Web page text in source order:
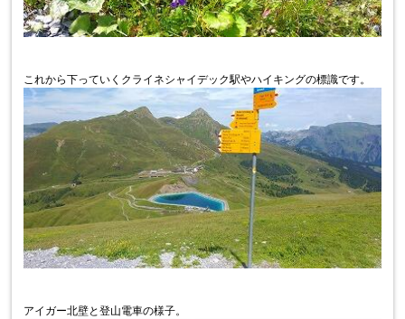
これから下っていくクライネシャイデック駅やハイキングの標識です。
アイガー北壁と登山電車の様子。